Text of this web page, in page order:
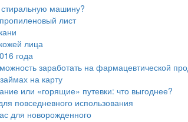
машину?
лист
лица
года
заработать на фармацевтической
на карту
или «горящие» путевки: что выгоднее?
повседневного использования
для новорожденного